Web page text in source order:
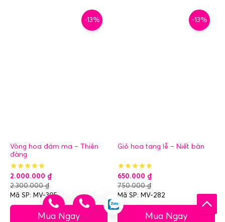
-13%
Vòng hoa đám ma – Thiên
đàng
2.000.000 ₫
2.300.000₫
Mã SP: MV-305
Mua Ngay
-13%
Giỏ hoa tang lễ – Niết bàn
650.000 ₫
750.000₫
Mã SP: MV-282
Mua Ngay